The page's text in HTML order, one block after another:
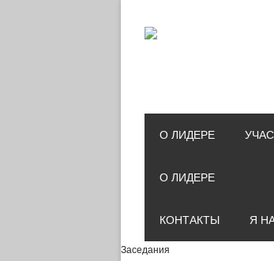
О ЛИДЕРЕ
О ЛИДЕРЕ
КОНТАКТЫ Я
Заседания